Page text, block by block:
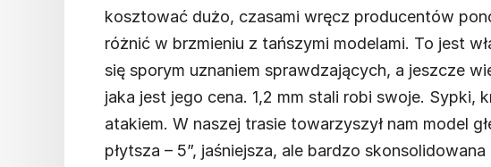
kosztować dużo, czasami wręcz producentów
różnić w brzmieniu z tańszymi modelami. To jest
się sporym uznaniem sprawdzających, a jeszcze
jaka jest jego cena. 1,2 mm stali robi swoje. Sypki,
atakiem. W naszej trasie towarzyszył nam model
płytsza – 5”, jaśniejsza, ale bardzo